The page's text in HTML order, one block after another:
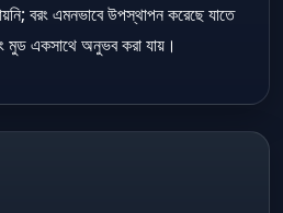
বরং এমনভাবে উপস্থাপন করেছে যাতে
মুড একসাথে অনুভব করা যায়।